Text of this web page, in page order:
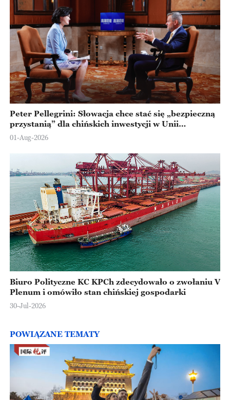
Peter Pellegrini: Słowacja chce stać się „bezpieczną
przystanią” dla chińskich inwestycji w Unii
Europejskiej
01-Aug-2026
Biuro Polityczne KC KPCh zdecydowało o zwołaniu V
Plenum i omówiło stan chińskiej gospodarki
30-Jul-2026
POWIĄZANE TEMATY